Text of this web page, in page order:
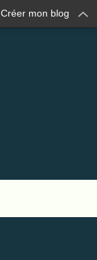
Créer mon blog